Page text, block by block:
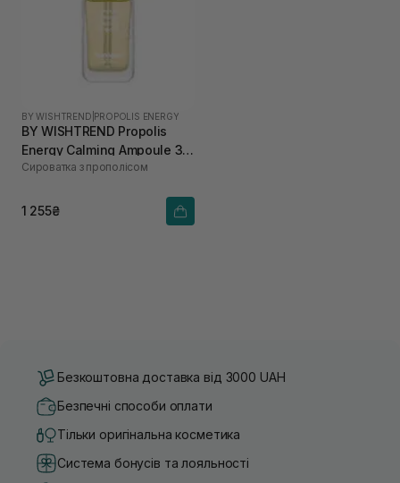
BY WISHTREND PROPOLIS ENERGY
BY WISHTREND Propolis
Energy Calming Ampoule 30
мл
Сироватка з прополісом
1 255₴
Безкоштовна доставка від 3000 UAH
Безпечні способи оплати
Тільки оригінальна косметика
Система бонусів та лояльності